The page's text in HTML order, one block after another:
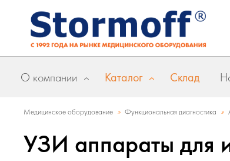
О компании Каталог Склад
Медицинское оборудование » Функциональная диагностика »
УЗИ аппараты для